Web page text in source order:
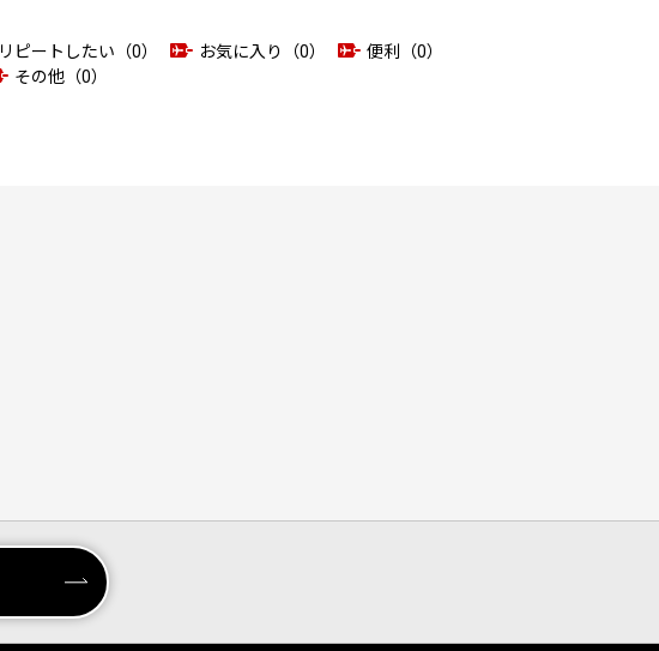
リピートしたい（0） お気に入り（0）
便利（0）
その他（0）